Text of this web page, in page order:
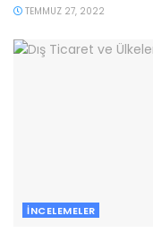
TEMMUZ 27, 2022
İNCELEMELER